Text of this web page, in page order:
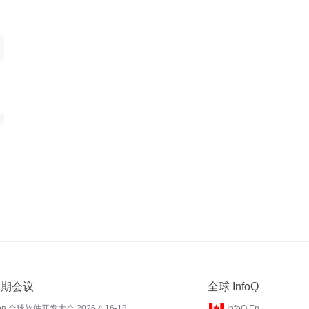
会议 全球 InfoQ